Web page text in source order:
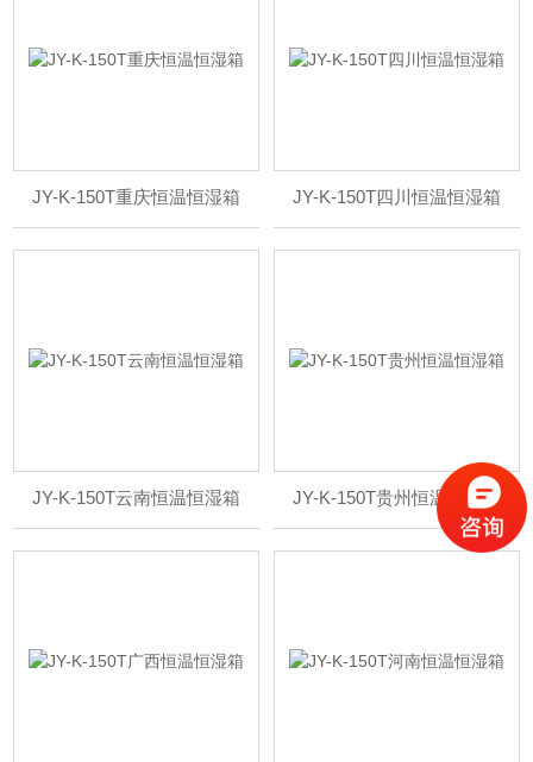
JY-K-150T重庆恒温恒湿箱 JY-K-150T四川恒温恒湿箱
JY-K-150T云南恒温恒湿箱 JY-K-150T贵州恒温恒湿箱